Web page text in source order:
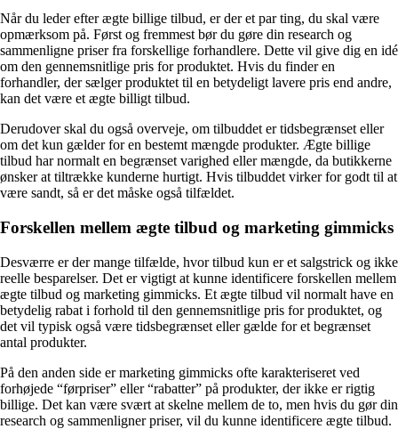
Når du leder efter ægte billige tilbud, er der et par ting, du skal være
opmærksom på. Først og fremmest bør du gøre din research og
sammenligne priser fra forskellige forhandlere. Dette vil give dig en idé
om den gennemsnitlige pris for produktet. Hvis du finder en
forhandler, der sælger produktet til en betydeligt lavere pris end andre,
kan det være et ægte billigt tilbud.
Derudover skal du også overveje, om tilbuddet er tidsbegrænset eller
om det kun gælder for en bestemt mængde produkter. Ægte billige
tilbud har normalt en begrænset varighed eller mængde, da butikkerne
ønsker at tiltrække kunderne hurtigt. Hvis tilbuddet virker for godt til at
være sandt, så er det måske også tilfældet.
Forskellen mellem ægte tilbud og marketing gimmicks
Desværre er der mange tilfælde, hvor tilbud kun er et salgstrick og ikke
reelle besparelser. Det er vigtigt at kunne identificere forskellen mellem
ægte tilbud og marketing gimmicks. Et ægte tilbud vil normalt have en
betydelig rabat i forhold til den gennemsnitlige pris for produktet, og
det vil typisk også være tidsbegrænset eller gælde for et begrænset
antal produkter.
På den anden side er marketing gimmicks ofte karakteriseret ved
forhøjede “førpriser” eller “rabatter” på produkter, der ikke er rigtig
billige. Det kan være svært at skelne mellem de to, men hvis du gør din
research og sammenligner priser, vil du kunne identificere ægte tilbud.